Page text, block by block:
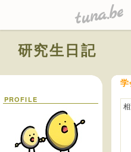
tuna.be
研究生日記
PROFILE
学